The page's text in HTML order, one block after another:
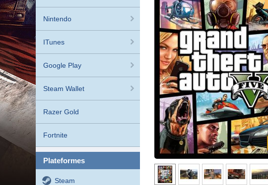
Nintendo
ITunes
Google Play
Steam Wallet
Razer Gold
Fortnite
plateformes
Steam